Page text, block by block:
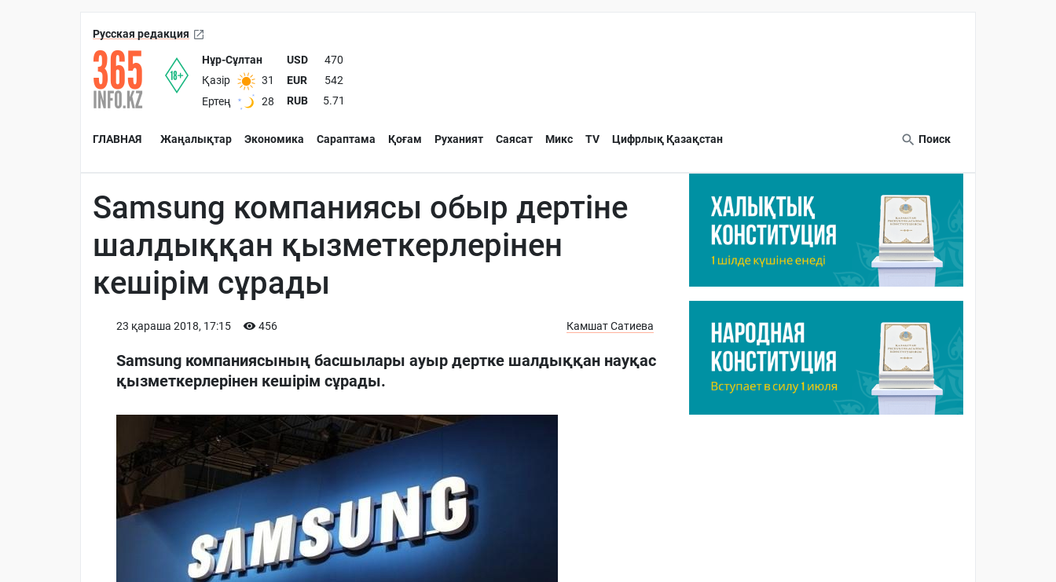
Русская редакция
Нұр-Сұлтан
Қазір
31
Ертең
28
USD
470
EUR
542
RUB
5.71
ГЛАВНАЯ Жаңалықтар Экономика Сараптама Қоғам Руханият Саясат Микс TV Цифрлық Қазақстан Поиск
Samsung компаниясы обыр дертіне
шалдыққан қызметкерлерінен
кешірім сұрады
23 қараша 2018, 17:15 456 Камшат Сатиева
Samsung компаниясының басшылары ауыр дертке шалдыққан науқас
қызметкерлерінен кешірім сұрады.